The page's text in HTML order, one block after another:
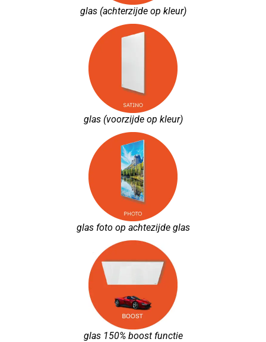
glas (achterzijde op kleur)
glas (voorzijde op kleur)
glas foto op achtezijde glas
glas 150% boost functie